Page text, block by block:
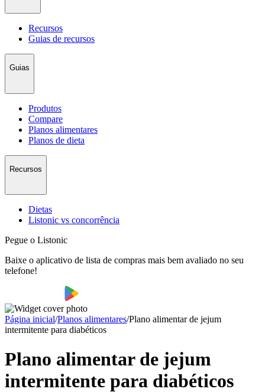
Recursos
Guias de recursos
Guias
Produtos
Compare
Planos alimentares
Planos de dieta
Recursos
Dietas
Listonic vs concorrência
Pegue o Listonic
Baixe o aplicativo de lista de compras mais bem avaliado no seu
telefone!
Página inicial/Planos alimentares/Plano alimentar de jejum
intermitente para diabéticos
Plano alimentar de jejum
intermitente para diabéticos